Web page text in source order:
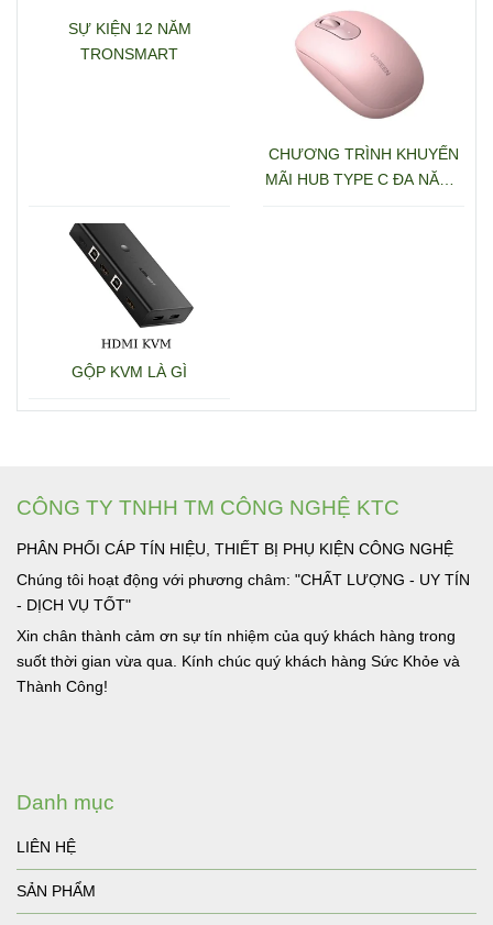
SỰ KIỆN 12 NĂM
TRONSMART
CHƯƠNG TRÌNH KHUYẾN
MÃI HUB TYPE C ĐA NĂNG
GỘP KVM LÀ GÌ
CÔNG TY TNHH TM CÔNG NGHỆ KTC
PHÂN PHỐI CÁP TÍN HIỆU, THIẾT BỊ PHỤ KIỆN CÔNG NGHỆ
Chúng tôi hoạt động với phương châm: "CHẤT LƯỢNG - UY TÍN
- DỊCH VỤ TỐT"
Xin chân thành cảm ơn sự tín nhiệm của quý khách hàng trong
suốt thời gian vừa qua. Kính chúc quý khách hàng Sức Khỏe và
Thành Công!
Danh mục
LIÊN HỆ
SẢN PHẨM